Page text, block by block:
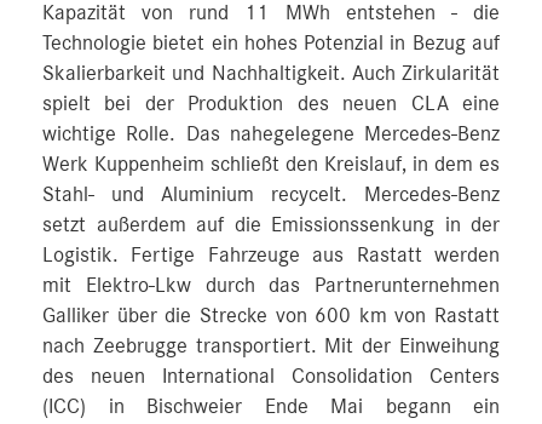
Kapazität von rund 11 MWh entstehen - die
Technologie bietet ein hohes Potenzial in Bezug auf
Skalierbarkeit und Nachhaltigkeit. Auch Zirkularität
spielt bei der Produktion des neuen CLA eine
wichtige Rolle. Das nahegelegene Mercedes-Benz
Werk Kuppenheim schließt den Kreislauf, in dem es
Stahl- und Aluminium recycelt. Mercedes-Benz
setzt außerdem auf die Emissionssenkung in der
Logistik. Fertige Fahrzeuge aus Rastatt werden
mit Elektro-Lkw durch das Partnerunternehmen
Galliker über die Strecke von 600 km von Rastatt
nach Zeebrugge transportiert. Mit der Einweihung
des neuen International Consolidation Centers
(ICC) in Bischweier Ende Mai begann ein